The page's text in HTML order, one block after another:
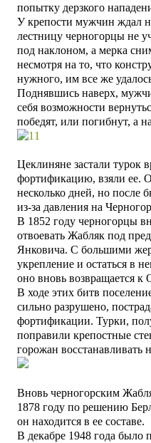
попытку дерзкого
У крепости мужчин ждал
лестницу черногорцы не
под наклоном, а мерка
несмотря на то, что
нужного, им все же
Поднявшись наверх,
себя возможности
победят, или погибнут, а
Цеклиняне застали турок
фортификацию, взяли ее.
несколько дней, но после
из-за давления на
В 1852 году черногорцы
отвоевать Жабляк под
Янковича. С большими
укрепление и остаться в
оно вновь возвращается
В ходе этих битв
сильно разрушено,
фортификации. Турки,
поправили крепостные
горожан восстанавливать
Вновь черногорским
1878 году по решению
он находится в ее составе.
В декабре 1948 года было